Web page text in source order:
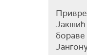
Јакшић
бораве